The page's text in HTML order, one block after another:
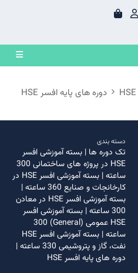
دوره های پایه افسر HSE
دسته بندی
تک دوره ها | بسته آموزشی افسر
HSE در پروژه های ساختمانی 300
ساعته|
بسته آموزشی افسر HSE در
کارخانجات و صنایع 360 ساعته
|
بسته آموزشی افسر HSE در معادن
300 ساعته
| بسته آموزشی افسر
HSE عمومی (General) 300
ساعته|
بسته آموزشی افسر HSE
نفت، گاز و پتروشیمی 330 ساعته
|
دوره های پایه افسر HSE